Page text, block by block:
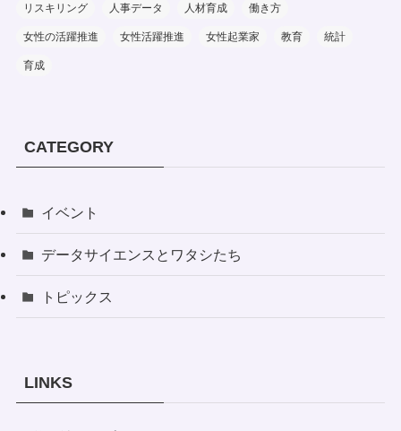
リスキリング 人事データ 人材育成 働き方
女性の活躍推進 女性活躍推進 女性起業家 教育 統計
育成
CATEGORY
イベント
データサイエンスとワタシたち
トピックス
LINKS